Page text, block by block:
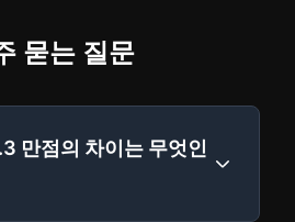
묻는 질문
만점의 차이는 무엇인